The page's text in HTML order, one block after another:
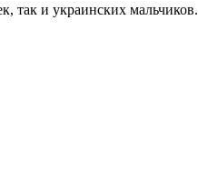
так и украинских мальчиков.